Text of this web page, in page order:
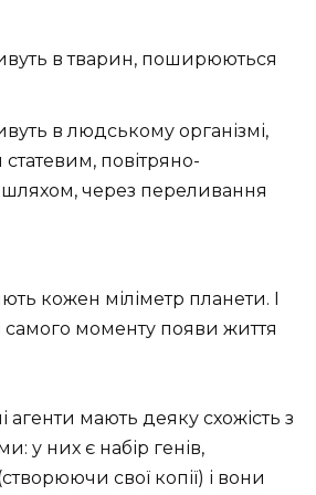
в тварин, поширюються
в людському організмі,
повітряно-
через переливання
кожен міліметр планети. І
самого моменту появи життя
агенти мають деяку схожість з
у них є набір генів,
свої копії) і вони